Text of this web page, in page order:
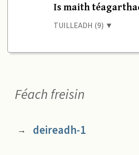
Is maith
TUILLEADH (9) ▼
Féach freisin
→ deireadh-1